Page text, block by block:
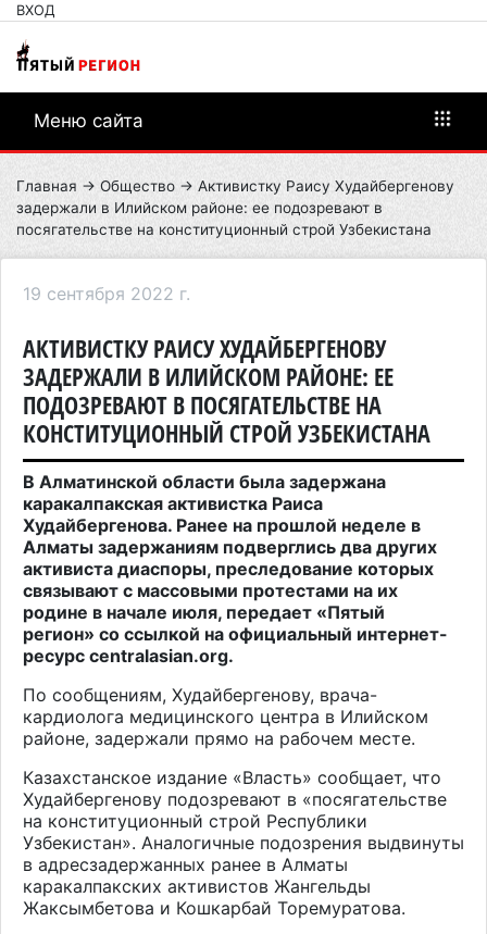
ВХОД
Меню сайта
Главная → Общество → Активистку Раису Худайбергенову
задержали в Илийском районе: ее подозревают в
посягательстве на конституционный строй Узбекистана
19 сентября 2022 г.
АКТИВИСТКУ РАИСУ ХУДАЙБЕРГЕНОВУ
ЗАДЕРЖАЛИ В ИЛИЙСКОМ РАЙОНЕ: ЕЕ
ПОДОЗРЕВАЮТ В ПОСЯГАТЕЛЬСТВЕ НА
КОНСТИТУЦИОННЫЙ СТРОЙ УЗБЕКИСТАНА
В Алматинской области была задержана
каракалпакская активистка Раиса
Худайбергенова. Ранее на прошлой неделе в
Алматы задержаниям подверглись два других
активиста диаспоры, преследование которых
связывают с массовыми протестами на их
родине в начале июля, передает «Пятый
регион» со ссылкой на официальный интернет-
ресурс centralasian.org.
По сообщениям, Худайбергенову, врача-
кардиолога медицинского центра в Илийском
районе, задержали прямо на рабочем месте.
Казахстанское издание «Власть» сообщает, что
Худайбергенову подозревают в «посягательстве
на конституционный строй Республики
Узбекистан». Аналогичные подозрения выдвинуты
в адресзадержанных ранее в Алматы
каракалпакских активистов Жангельды
Жаксымбетова и Кошкарбай Торемуратова.